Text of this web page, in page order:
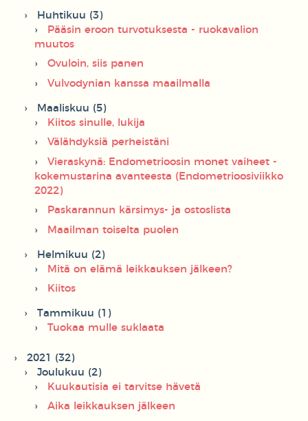
Huhtikuu (3)
Pääsin eroon turvotuksesta - ruokavalion
muutos
Ovuloin, siis panen
Vulvodynian kanssa maailmalla
Maaliskuu (5)
Kiitos sinulle, lukija
Välähdyksiä perheistäni
Vieraskynä: Endometrioosin monet vaiheet -
kokemustarina avanteesta (Endometrioosiviikko
2022)
Paskarannun kärsimys- ja ostoslista
Maailman toiselta puolen
Helmikuu (2)
Mitä on elämä leikkauksen jälkeen?
Kiitos
Tammikuu (1)
Tuokaa mulle suklaata
2021 (32)
Joulukuu (2)
Kuukautisia ei tarvitse hävetä
Aika leikkauksen jälkeen